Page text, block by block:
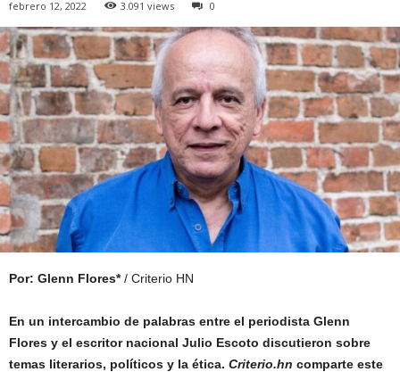
febrero 12, 2022 3.091 views 0
Por: Glenn Flores*/ Criterio HN
En un intercambio de palabras entre el periodista Glenn
Flores y el escritor nacional Julio Escoto discutieron sobre
temas literarios, políticos y la ética. Criterio.hn comparte este